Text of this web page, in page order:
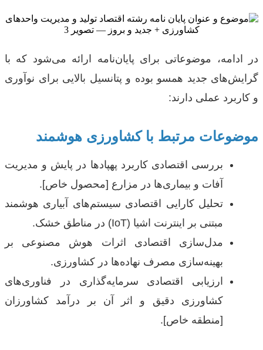
در ادامه، موضوعاتی برای پایان‌نامه ارائه می‌شود که با
گرایش‌های جدید همسو بوده و پتانسیل بالایی برای نوآوری
و کاربرد عملی دارند:
موضوعات مرتبط با کشاورزی هوشمند
بررسی اقتصادی کاربرد پهپادها در پایش و مدیریت
آفات و بیماری‌ها در مزارع [محصول خاص].
تحلیل کارایی اقتصادی سیستم‌های آبیاری هوشمند
مبتنی بر اینترنت اشیا (IoT) در مناطق خشک.
مدل‌سازی اقتصادی اثرات هوش مصنوعی بر
بهینه‌سازی مصرف نهاده‌ها در کشاورزی.
ارزیابی اقتصادی سرمایه‌گذاری در فناوری‌های
کشاورزی دقیق و اثر آن بر درآمد کشاورزان
[منطقه خاص].